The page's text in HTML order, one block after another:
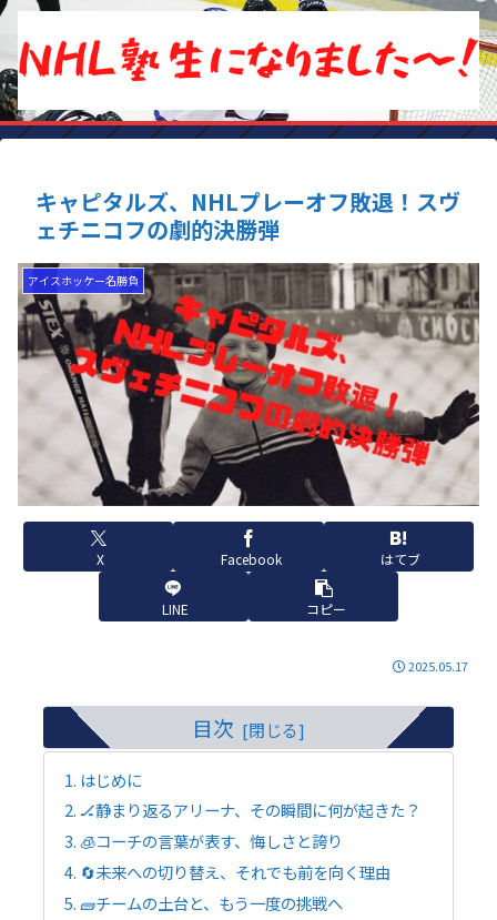
キャピタルズ、NHLプレーオフ敗退！スヴ
ェチニコフの劇的決勝弾
アイスホッケー名勝負
X Facebook はてブ
LINE コピー
2025.05.17
目次
はじめに
🏒静まり返るアリーナ、その瞬間に何が起きた？
🧊コーチの言葉が表す、悔しさと誇り
🔄未来への切り替え、それでも前を向く理由
🧱チームの土台と、もう一度の挑戦へ